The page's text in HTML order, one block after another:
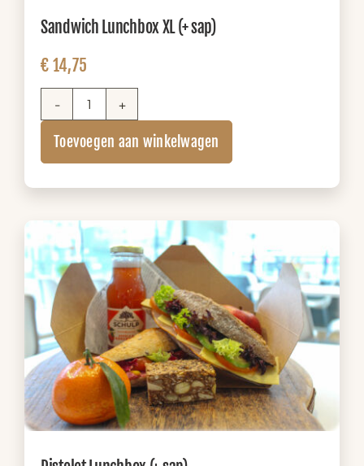
Sandwich Lunchbox XL (+ sap)
€ 14,75
Sandwich
XL
Toevoegen aan winkelwagen